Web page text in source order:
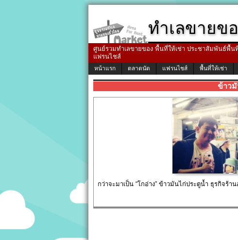
ทำเลขายข
ศูนย์รวมทำเลขายของ พื้นที่ให้เช่า ประชาสัมพันธ์พื้น
แฟรนไชส์
หน้าแรก ตลาดนัด แฟรนไชส์ พื้นที่ให้เช่า
ข้าว
กว่าจะมาเป็น “โกอ่าง” ข้าวมันไก่ประตูน้ำ ธุรกิจร้า